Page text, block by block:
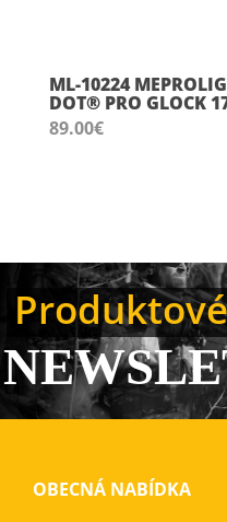
ML-10224
DOT® PRO GLOCK
89.00€
OBECNÁ NABÍDKA